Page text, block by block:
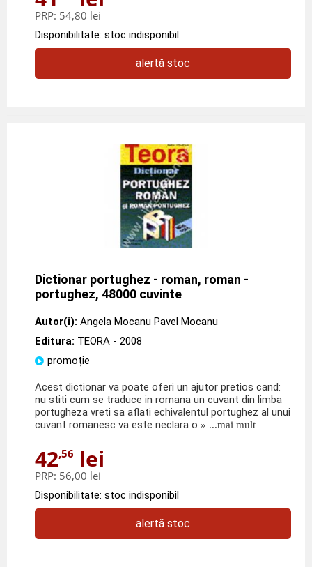
PRP: 54,80 lei
Disponibilitate: stoc indisponibil
alertă stoc
Dictionar portughez - roman, roman -
portughez, 48000 cuvinte
Autor(i): Angela Mocanu Pavel Mocanu
Editura: TEORA - 2008
promoție
Acest dictionar va poate oferi un ajutor pretios cand:
nu stiti cum se traduce in romana un cuvant din limba
portugheza vreti sa aflati echivalentul portughez al unui
cuvant romanesc va este neclara o » ...mai mult
42,56 lei
PRP: 56,00 lei
Disponibilitate: stoc indisponibil
alertă stoc